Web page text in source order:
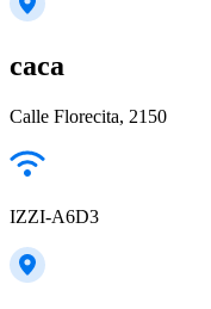
caca
Calle Florecita, 2150
IZZI-A6D3